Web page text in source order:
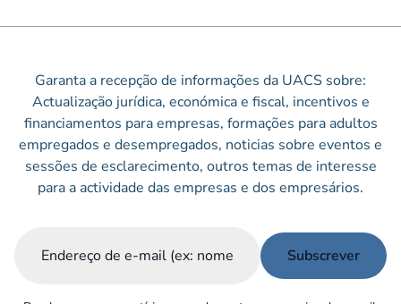
Garanta a recepção de informações da UACS sobre:
Actualização jurídica, económica e fiscal, incentivos e
financiamentos para empresas, formações para adultos
empregados e desempregados, noticias sobre eventos e
sessões de esclarecimento, outros temas de interesse
para a actividade das empresas e dos empresários.